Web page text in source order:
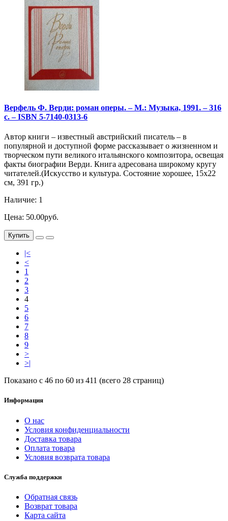
Верфель Ф. Верди: роман оперы. – М.: Музыка, 1991. – 316
с. – ISBN 5-7140-0313-6
Автор книги – известный австрийский писатель – в
популярной и доступной форме рассказывает о жизненном и
творческом пути великого итальянского композитора, освещая
факты биографии Верди. Книга адресована широкому кругу
читателей.(Искусство и культура. Состояние хорошее, 15х22
см, 391 гр.)
Наличие: 1
Цена: 50.00руб.
Купить
|<
<
1
2
3
4
5
6
7
8
9
>
>|
Показано с 46 по 60 из 411 (всего 28 страниц)
Информация
О нас
Условия конфиденциальности
Доставка товара
Оплата товара
Условия возврата товара
Служба поддержки
Обратная связь
Возврат товара
Карта сайта